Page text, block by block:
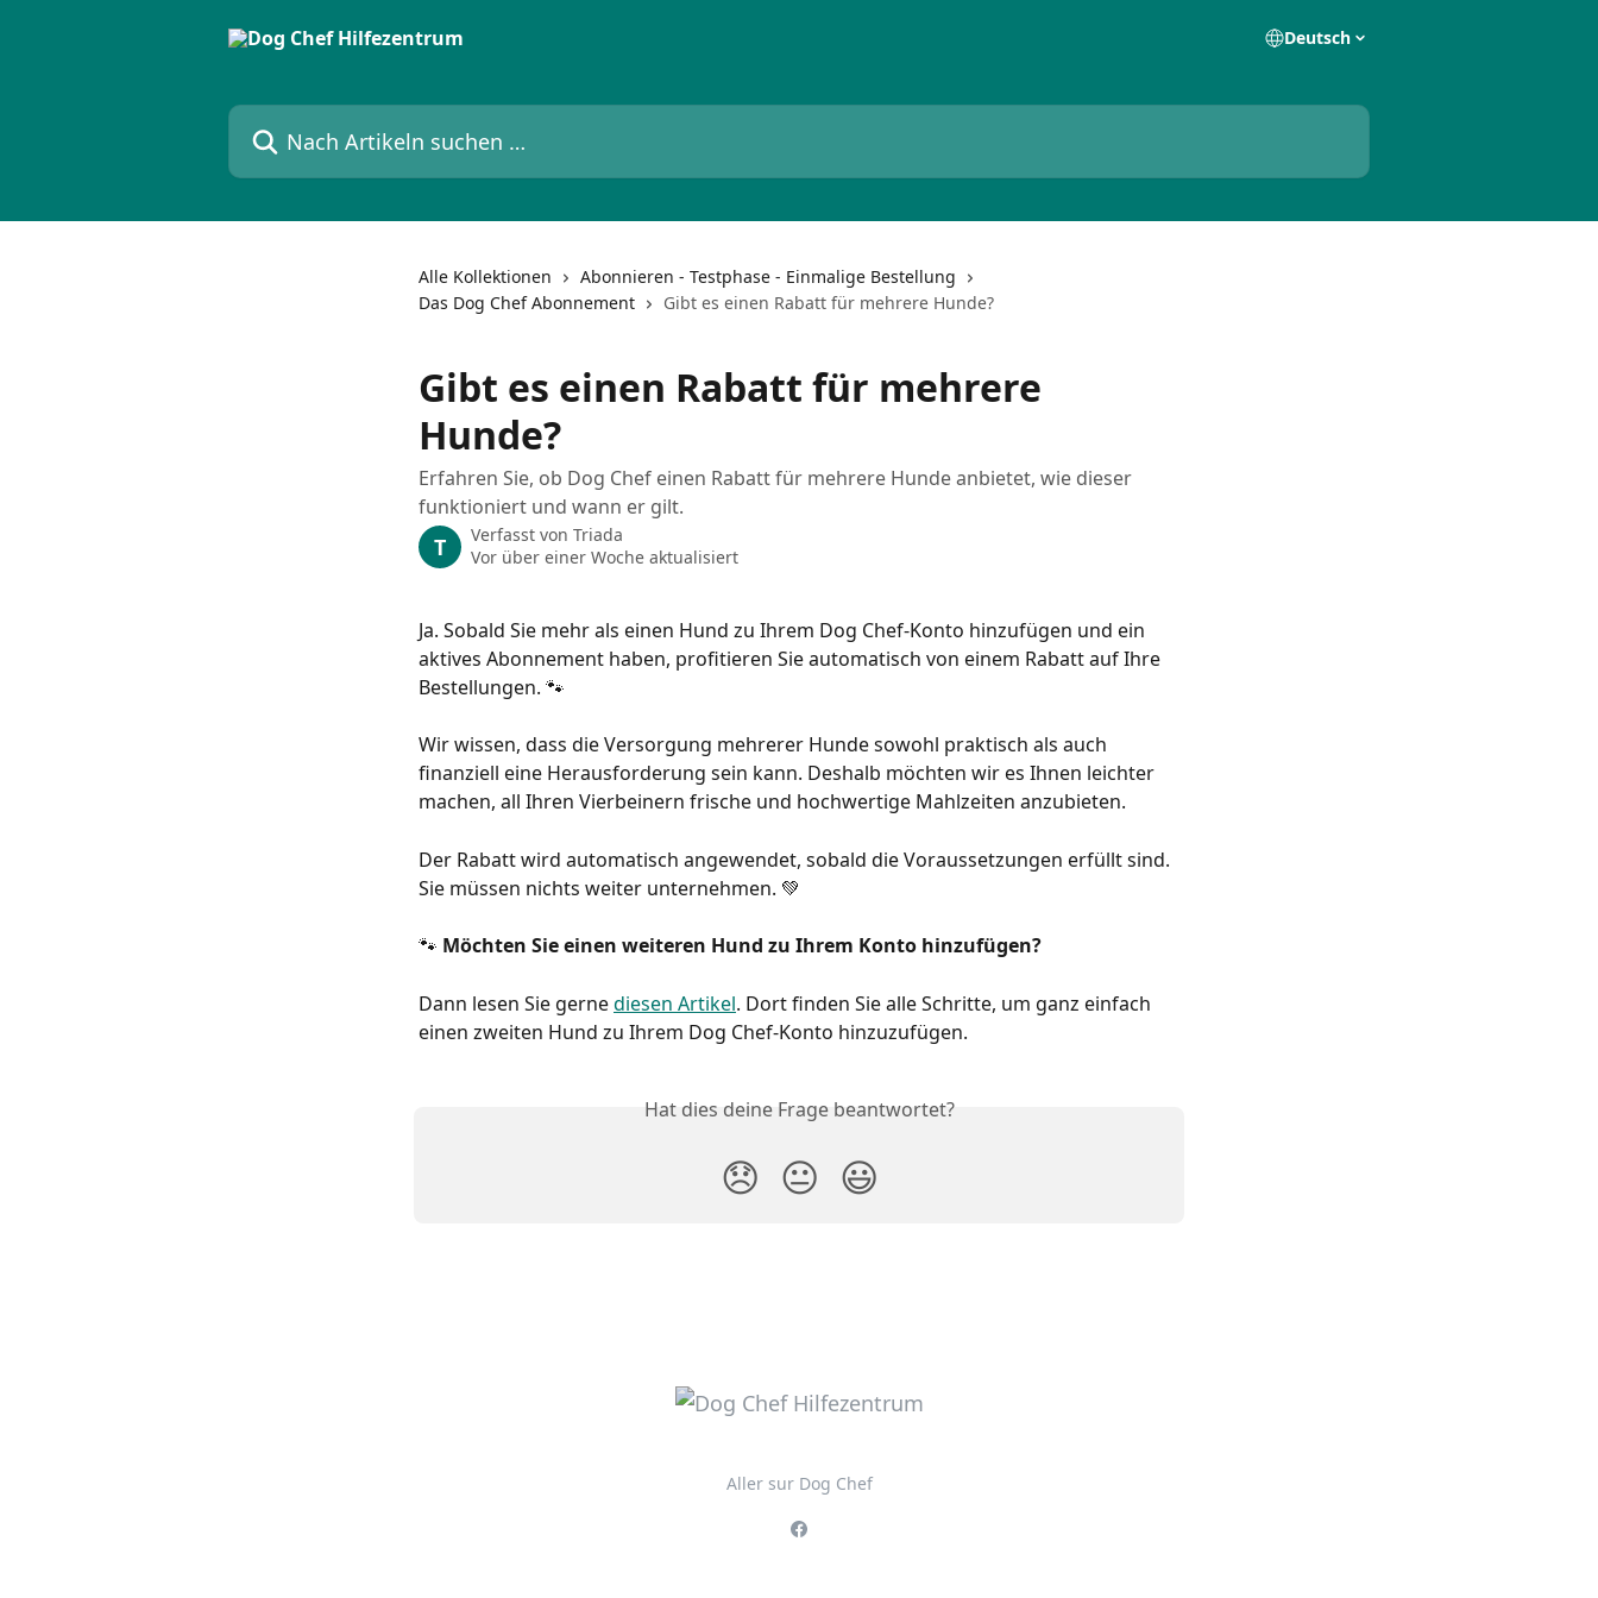
Deutsch
Nach Artikeln suchen …
Alle Kollektionen
Abonnieren - Testphase - Einmalige Bestellung
Das Dog Chef Abonnement
Gibt es einen Rabatt für mehrere Hunde?
Gibt es einen Rabatt für mehrere
Hunde?
Erfahren Sie, ob Dog Chef einen Rabatt für mehrere Hunde anbietet, wie dieser
funktioniert und wann er gilt.
T Verfasst von Triada
Vor über einer Woche aktualisiert
Ja. Sobald Sie mehr als einen Hund zu Ihrem Dog Chef-Konto hinzufügen und ein
aktives Abonnement haben, profitieren Sie automatisch von einem Rabatt auf Ihre
Bestellungen. 🐾
Wir wissen, dass die Versorgung mehrerer Hunde sowohl praktisch als auch
finanziell eine Herausforderung sein kann. Deshalb möchten wir es Ihnen leichter
machen, all Ihren Vierbeinern frische und hochwertige Mahlzeiten anzubieten.
Der Rabatt wird automatisch angewendet, sobald die Voraussetzungen erfüllt sind.
Sie müssen nichts weiter unternehmen. 💚
🐾 Möchten Sie einen weiteren Hund zu Ihrem Konto hinzufügen?
Dann lesen Sie gerne diesen Artikel. Dort finden Sie alle Schritte, um ganz einfach
einen zweiten Hund zu Ihrem Dog Chef-Konto hinzuzufügen.
Hat dies deine Frage beantwortet?
😞 😐 😃
Aller sur Dog Chef